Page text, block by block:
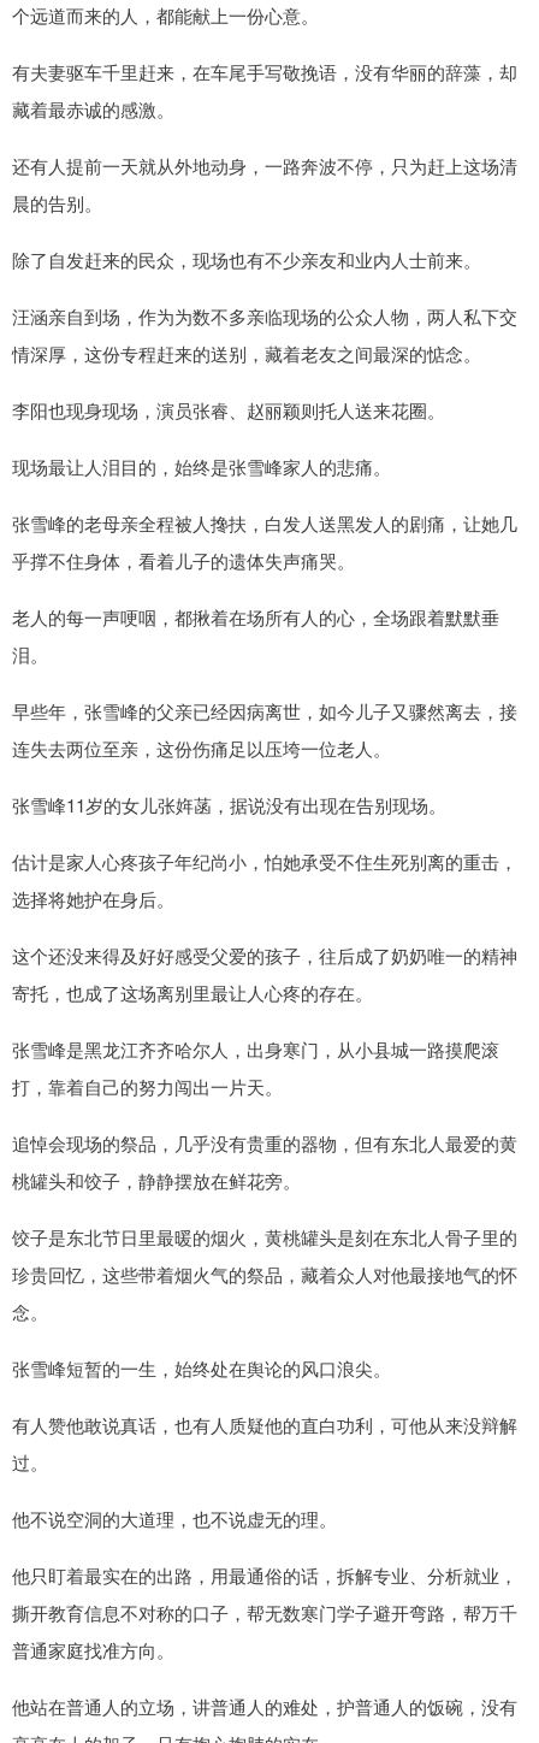
个远道而来的人，都能献上一份心意。
有夫妻驱车千里赶来，在车尾手写敬挽语，没有华丽的辞藻，却
藏着最赤诚的感激。
还有人提前一天就从外地动身，一路奔波不停，只为赶上这场清
晨的告别。
除了自发赶来的民众，现场也有不少亲友和业内人士前来。
汪涵亲自到场，作为为数不多亲临现场的公众人物，两人私下交
情深厚，这份专程赶来的送别，藏着老友之间最深的惦念。
李阳也现身现场，演员张睿、赵丽颖则托人送来花圈。
现场最让人泪目的，始终是张雪峰家人的悲痛。
张雪峰的老母亲全程被人搀扶，白发人送黑发人的剧痛，让她几
乎撑不住身体，看着儿子的遗体失声痛哭。
老人的每一声哽咽，都揪着在场所有人的心，全场跟着默默垂
泪。
早些年，张雪峰的父亲已经因病离世，如今儿子又骤然离去，接
连失去两位至亲，这份伤痛足以压垮一位老人。
张雪峰11岁的女儿张姩菡，据说没有出现在告别现场。
估计是家人心疼孩子年纪尚小，怕她承受不住生死别离的重击，
选择将她护在身后。
这个还没来得及好好感受父爱的孩子，往后成了奶奶唯一的精神
寄托，也成了这场离别里最让人心疼的存在。
张雪峰是黑龙江齐齐哈尔人，出身寒门，从小县城一路摸爬滚
打，靠着自己的努力闯出一片天。
追悼会现场的祭品，几乎没有贵重的器物，但有东北人最爱的黄
桃罐头和饺子，静静摆放在鲜花旁。
饺子是东北节日里最暖的烟火，黄桃罐头是刻在东北人骨子里的
珍贵回忆，这些带着烟火气的祭品，藏着众人对他最接地气的怀
念。
张雪峰短暂的一生，始终处在舆论的风口浪尖。
有人赞他敢说真话，也有人质疑他的直白功利，可他从来没辩解
过。
他不说空洞的大道理，也不说虚无的理。
他只盯着最实在的出路，用最通俗的话，拆解专业、分析就业，
撕开教育信息不对称的口子，帮无数寒门学子避开弯路，帮万千
普通家庭找准方向。
他站在普通人的立场，讲普通人的难处，护普通人的饭碗，没有